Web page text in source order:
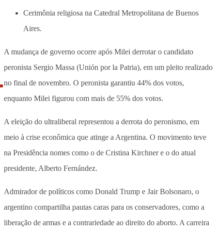
Cerimônia religiosa na Catedral Metropolitana de Buenos
Aires.
A mudança de governo ocorre após Milei derrotar o candidato
peronista Sergio Massa (Unión por la Patria), em um pleito realizado
no final de novembro. O peronista garantiu 44% dos votos,
enquanto Milei figurou com mais de 55% dos votos.
A eleição do ultraliberal representou a derrota do peronismo, em
meio à crise econômica que atinge a Argentina. O movimento teve
na Presidência nomes como o de Cristina Kirchner e o do atual
presidente, Alberto Fernández.
Admirador de políticos como Donald Trump e Jair Bolsonaro, o
argentino compartilha pautas caras para os conservadores, como a
liberação de armas e a contrariedade ao direito do aborto. A carreira